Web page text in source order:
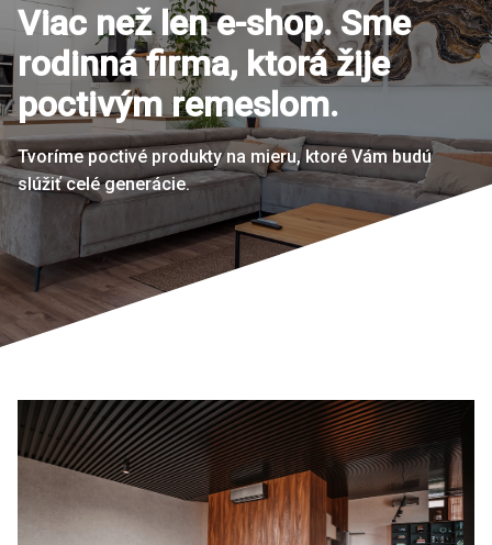
Viac než len e-shop. Sme
rodinná firma, ktorá žije
poctivým remeslom.
Tvoríme poctivé produkty na mieru, ktoré Vám budú
slúžiť celé generácie.